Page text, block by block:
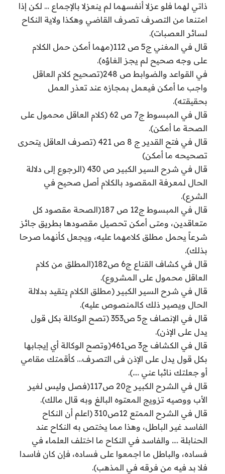
ذاتي لهما فلو عزلا أنفسهما لم ينعزلا بالإجماع … لكن إذا
امتنعا من التصرف تصرف القاضي وهكذا ولاية النكاح
لسائر العصبات).
قال في المغني ج5 ص 112(مهما أمكن حمل الكلام
على وجه صحيح لم يجز الغاؤه).
في القواعد والضوابط ص 248(تصحيح كلام العاقل
واجب ما أمكن فيعمل بمجازه عند تعذر العمل
بحقيقته).
قال في المبسوط ج7 ص 62 (كلام العاقل محمول على
الصحة ما أمكن).
قال في فتح القدير ج 8 ص 421 (تصرف العاقل يتحرى
تصحيحه ما أمكن)
قال في شرح السير الكبير ص 430 (الرجوع إلى دلالة
الحال لمعرفة المقصود بالكلام أصل صحيح في
الشرع).
قال في المبسوط ج12 ص 187(الصحة مقصود كل
متعاقدين، ومتى أمكن تحصيل مقصودها بطريق جائز
شرعاً يحمل مطلق كلامهما عليه، ويجعل كأنهما صرحا
بذلك).
قال في كشاف القناع ج6 ص182(المطلق من كلام
العاقل محمول على المشروع).
قال في شرح السير الكبير (مطلق الكلام يتقيد بدلالة
الحال ويصير ذلك كالمنصوص عليه).
قال في الإنصاف ج5 ص353 (تصح الوكالة بكل قول
يدل على الإذن).
قال في الكشاف ج3 ص461(وتصح الوكالة أي إيجابها
بكل قول يدل على الإذن فى التصرف… كأقمتك مقامي
أو جعلتك نائبا عني ….).
قال في الشرح الكبير ج20 ص117(فصل وليس لغير
الأب ووصيه تزويج المعتوه البالغ وبه قال مالك).
قال في الشرح الممتع 12ص310 (اعلم أن النكاح
الفاسد غير الباطل، وهذا مما يختص به النكاح عند
الحنابلة …. والفاسد في النكاح ما اختلف العلماء في
فساده، والباطل ما اجمعوا على فساده، فإن كان فاسدا
فلا بد فيه من فرقه في المذهب).